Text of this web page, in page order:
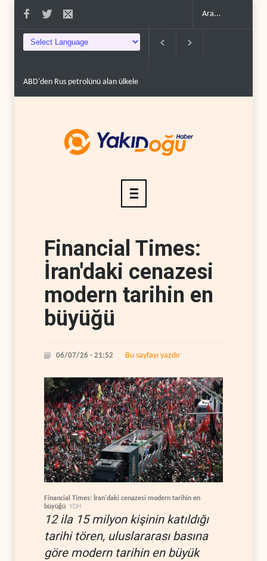
ABD'den Rus petrolünü alan ülkelere yüzde 100'e varan g�..
Financial Times:
İran'daki cenazesi
modern tarihin en
büyüğü
06/07/26 - 21:52 Bu sayfayı yazdır
Financial Times: İran'daki cenazesi modern tarihin en
büyüğü YDH
12 ila 15 milyon kişinin katıldığı
tarihi tören, uluslararası basına
göre modern tarihin en büyük